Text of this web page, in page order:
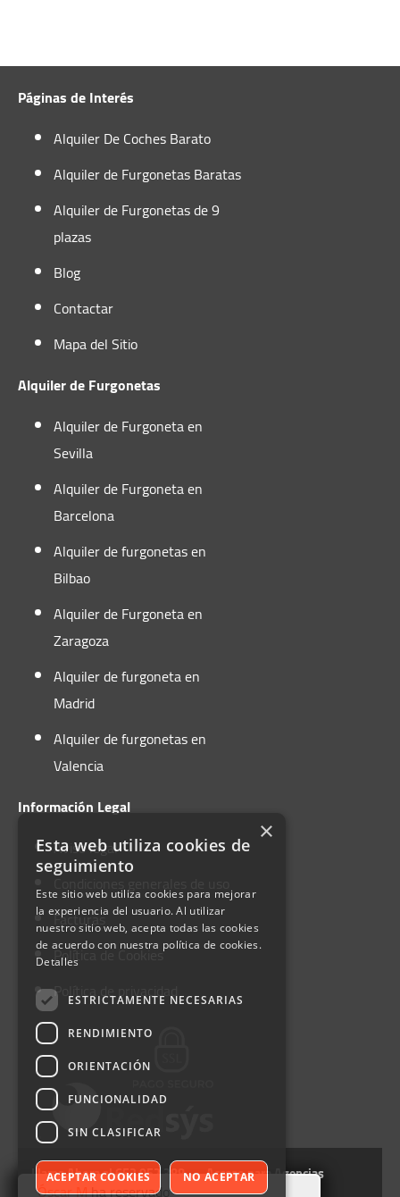
Arpa Motor. Calle Arcadio Balaguer,87
Castelldefels, Barcelona
+34 652 952 388
castelldefels@autofurgo.com
Horario:
Lunes-Viernes:
Sábado:
09:00 - 13:00
Domingo:
Granollers-Barcelona
C/ Jordi Camp, 89 - (Estación de servicio)
Granollers, Barcelona 08400
+34 652 952 388
granollers@autofurgo.com
Ver Mapa
Horario:
Lunes-Viernes: 08:00 - 18:00
Sábado:09:00 - 13:00
Domingo:09:00 - 13:00
Hospitalet de Llobregat
Carrer Primer de Maig, 29-
Hospitalet de Llobregat, Barcelona
+34 652 952 388
hospitaletDL@autofurgo.com
Páginas de Interés
Alquiler De Coches Barato
Alquiler de Furgonetas Baratas
Alquiler de Furgonetas de 9
plazas
Blog
Contactar
Mapa del Sitio
Alquiler de Furgonetas
Alquiler de Furgoneta en
Sevilla
Alquiler de Furgoneta en
Barcelona
Alquiler de furgonetas en
Bilbao
Alquiler de Furgoneta en
Zaragoza
Alquiler de furgoneta en
Madrid
Alquiler de furgonetas en
Valencia
Información Legal
Aviso legal
Condiciones generales de uso
Facturas
Política de Cookies
Política de privacidad
Llama Ahora al 652 952 388 Acceso para Agencias
Óscar Mha reservado
×
Esta web utiliza cookies de
seguimiento
Este sitio web utiliza cookies para mejorar
la experiencia del usuario. Al utilizar
nuestro sitio web, acepta todas las cookies
de acuerdo con nuestra política de cookies.
Detalles
ESTRICTAMENTE NECESARIAS
RENDIMIENTO
ORIENTACIÓN
FUNCIONALIDAD
SIN CLASIFICAR
ACEPTAR COOKIES NO ACEPTAR